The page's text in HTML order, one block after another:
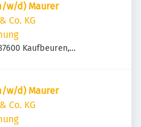
w/d) Maurer
Co. KG
Kaufbeuren,
w/d) Maurer
Co. KG